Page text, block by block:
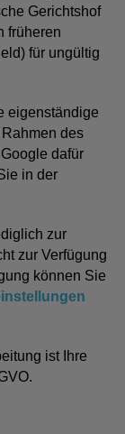
Gerichtshof
früheren
für ungültig
eigenständige
des
dafür
in der
zur
zur Verfügung
können Sie
ist Ihre